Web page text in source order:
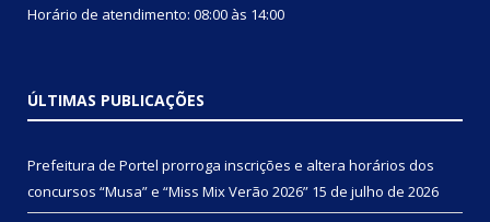
Horário de atendimento: 08:00 às 14:00
ÚLTIMAS PUBLICAÇÕES
Prefeitura de Portel prorroga inscrições e altera horários dos
concursos “Musa” e “Miss Mix Verão 2026” 15 de julho de 2026